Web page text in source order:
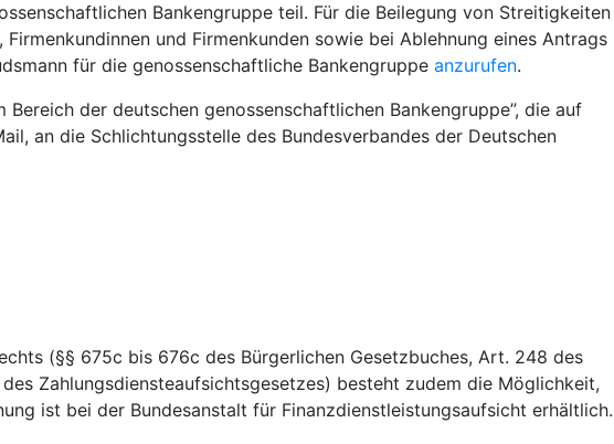
Bankengruppe teil. Für die Beilegung von Streitigkeiten
und Firmenkunden sowie bei Ablehnung eines Antrags
für die genossenschaftliche Bankengruppe anzurufen.
der deutschen genossenschaftlichen Bankengruppe”, die auf
an die Schlichtungsstelle des Bundesverbandes der Deutschen
(§§ 675c bis 676c des Bürgerlichen Gesetzbuches, Art. 248 des
Zahlungsdiensteaufsichtsgesetzes) besteht zudem die Möglichkeit,
ist bei der Bundesanstalt für Finanzdienstleistungsaufsicht erhältlich.